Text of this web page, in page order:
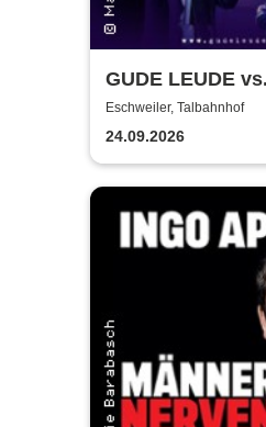
GUDE LEUDE
Eschweiler, Talbahnhof
24.09.2026